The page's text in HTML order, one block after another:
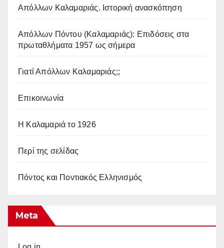
Απόλλων Καλαμαριάς. Iστορική ανασκόπηση
Απόλλων Πόντου (Καλαμαριάς): Επιδόσεις στα
πρωταθλήματα 1957 ως σήμερα
Γιατί Απόλλων Καλαμαριάς;;
Επικοινωνία
Η Καλαμαριά το 1926
Περί της σελίδας
Πόντος και Ποντιακός Ελληνισμός
Meta